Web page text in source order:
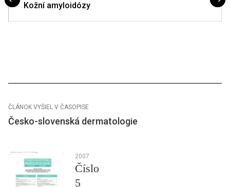
Kožní amyloidózy
ČLÁNOK VYŠIEL V ČASOPISE
Česko-slovenská dermatologie
2007
Číslo
5